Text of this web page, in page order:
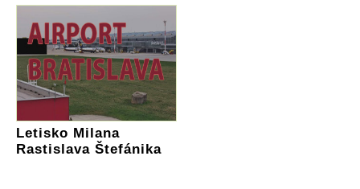
Letisko Milana
Rastislava Štefánika